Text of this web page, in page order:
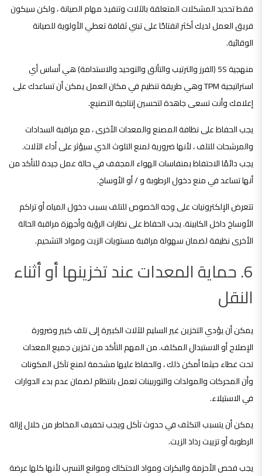
فقط تحديد المشكلات المتعلقة بالآلات وتنفيذ مهام الصيانة ، ولكن سيكون
فريق العمل لديك أكثر انفتاحًا على تبني ثقافة تعطي الأولوية للصيانة
الوقائية.
منهجية 5S (الفرز والترتيب والتألق والتوحيد والاستدامة) هي أساس أي
استراتيجية TPM وهي طريقة تنظيم في مكان العمل يمكن أن تساعدك على
إعلامك وأنت تسعى جاهدة لتحسين إنتاجية التصنيع.
يجب الحفاظ على نظافة المصنع والمعدات الأخرى ، مع مراقبة السدادات
والمرشحات للتلف ، لأنها ضرورية لمنع التلوث الذي سيؤثر على أداء الآلات.
يجب دائمًا الاحتفاظ بمنفاسات الهواء المجفف في حالة عمل جيدة للتأكد من
أنها تساعد في منع دخول الرطوبة و / أو الأوساخ.
تتعرض الإلكترونيات على وجه الخصوص للتلف بسبب دخول المياه أو تراكم
الأوساخ داخل الكابينة. يجب الحفاظ على نظارات الرؤية وأجهزة مراقبة الحالة
الأخرى نظيفة لضمان سهولة مراقبة مستويات الزيت ومواد التشحيم.
6. حماية المعدات عند تخزينها أو أثناء
النقل
يمكن أن يؤدي التخزين غير السليم للآلات الكبيرة إلى تلف كبير وضرورة
الإصلاح أو الاستبدال المكلف. من المهم التأكد من تخزين جميع المعدات
تحت غطاء حيثما أمكن ذلك ، والحفاظ عليها مشحمة لمنع تآكل المكونات
وأن المحركات والمولدات والتوربينات تعمل بانتظام لضمان عدم بدء الدوارات
في الاستيلاء.
يمكن أن يتسبب التكثف في حدوث تآكل ويجب تخفيف المخاطر من خلال إزالة
الرطوبة أو تزييت رذاذ الزيت.
يجب فحص الأحزمة والبكرات ومواد الاحتكاك وموانع التسرب لأنها كلها عرضة